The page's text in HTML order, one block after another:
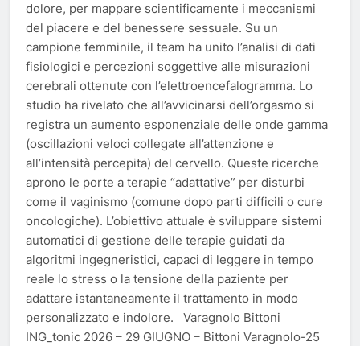
dolore, per mappare scientificamente i meccanismi
del piacere e del benessere sessuale. Su un
campione femminile, il team ha unito l’analisi di dati
fisiologici e percezioni soggettive alle misurazioni
cerebrali ottenute con l’elettroencefalogramma. Lo
studio ha rivelato che all’avvicinarsi dell’orgasmo si
registra un aumento esponenziale delle onde gamma
(oscillazioni veloci collegate all’attenzione e
all’intensità percepita) del cervello. Queste ricerche
aprono le porte a terapie “adattative” per disturbi
come il vaginismo (comune dopo parti difficili o cure
oncologiche). L’obiettivo attuale è sviluppare sistemi
automatici di gestione delle terapie guidati da
algoritmi ingegneristici, capaci di leggere in tempo
reale lo stress o la tensione della paziente per
adattare istantaneamente il trattamento in modo
personalizzato e indolore. Varagnolo Bittoni
ING_tonic 2026 – 29 GIUGNO – Bittoni Varagnolo-25